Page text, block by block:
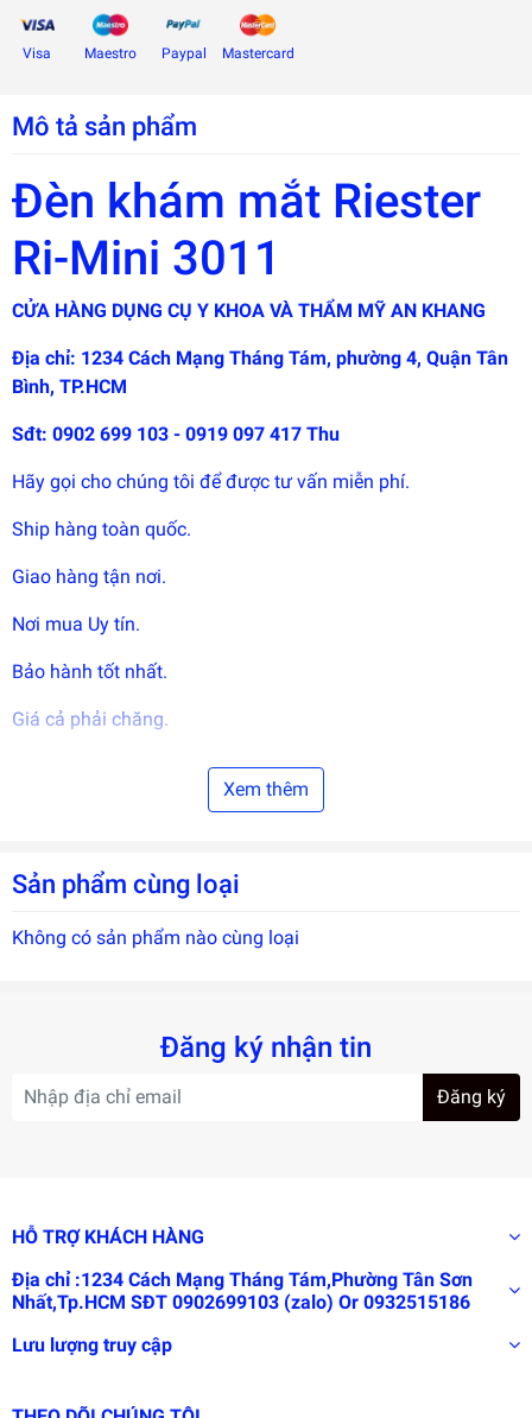
Visa Maestro Paypal Mastercard
Mô tả sản phẩm
Đèn khám mắt Riester
Ri-Mini 3011
CỬA HÀNG DỤNG CỤ Y KHOA VÀ THẨM MỸ AN KHANG
Địa chỉ: 1234 Cách Mạng Tháng Tám, phường 4, Quận Tân
Bình, TP.HCM
Sđt: 0902 699 103 - 0919 097 417 Thu
Hãy gọi cho chúng tôi để được tư vấn miễn phí.
Ship hàng toàn quốc.
Giao hàng tận nơi.
Nơi mua Uy tín.
Bảo hành tốt nhất.
Giá cả phải chăng.
là những vật dụng quan trọng được sử
dụng thường xuyên trong y tế.Hãy lựa chọn Cửa hang DCYK
Dụng Cụ Y Tế
được xem là một trong những món đồ hết sức
nhạy cảm.Vì nó có ảnh hưởng trực tiếp tới người bệnh.
Xem thêm
Sản phẩm cùng loại
Không có sản phẩm nào cùng loại
Đăng ký nhận tin
Đăng ký
HỖ TRỢ KHÁCH HÀNG
Địa chỉ :1234 Cách Mạng Tháng Tám,Phường Tân Sơn
Nhất,Tp.HCM SĐT 0902699103 (zalo) Or 0932515186
Lưu lượng truy cập
giải
pháp
bởi